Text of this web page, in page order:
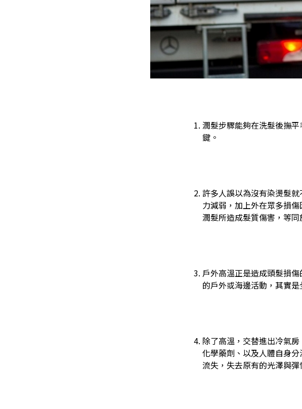
潤髮步驟能夠在洗髮後撫
鍵。
許多人誤以為沒有染燙髮
力減弱，加上外在眾多損
潤髮所造成髮質傷害，等
戶外高溫正是造成頭髮損
的戶外或海邊活動，其實
除了高溫，交替進出冷氣
化學藥劑、以及人體自身
流失，失去原有的光澤與